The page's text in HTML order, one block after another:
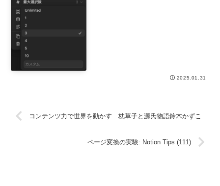
2025.01.31
コンテンツ力で世界を動かす 枕草子と源氏物語鈴木かずこ
ページ変換の実験: Notion Tips (111)